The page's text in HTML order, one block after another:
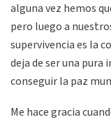
alguna vez hemos
pero luego a
supervivencia es la
deja de ser una
conseguir la paz
Me hace gracia